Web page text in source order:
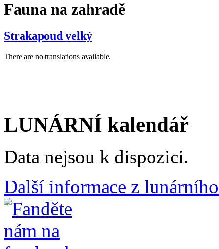
Fauna na zahradě
Strakapoud velký
There are no translations available.
LUNÁRNÍ kalendář
Data nejsou k dispozici.
Další informace z